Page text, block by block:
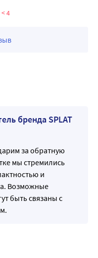
и не
средней
межзубных
зубов.
четыре недели по
4
бренда SPLAT
за обратную
мы стремились
и
Возможные
быть связаны с